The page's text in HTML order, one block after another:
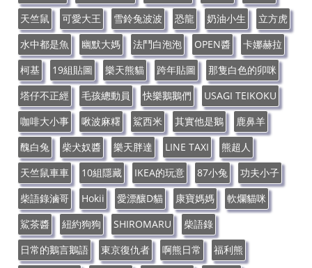
天竺鼠
可愛大王 雪鈴兔波波 恐龍 奶油小生
立方虎
水中都是魚
幽默大媽 法鬥白泡泡 OPEN醬
卡娜赫拉
柯基
19組貼圖 樂天熊貓 跨年貼圖
那隻白色的卯咪
塔仔不正經
毛孩總動員 快樂鵝鵝們
USAGI TEIKOKU
咖啡大小事
啾波麻糬 鯊西米 其實他是鵝
鹿鼻羊
醜白兔
柴犬奴醬 樂天胖達 LINE TAXI
熊超人
天竺鼠車車
10組隱藏 IKEA的玩意 87小兔
功夫小子
柴語錄滷哥
Hokii 愛漂釀D貓 康寶媽媽
軟爛貓咪
鯊茶醬
紐約狗狗 SHIROMARU
柴語錄
日常的鵝言鵝語
東京復仇者 啊熊日常
福利熊